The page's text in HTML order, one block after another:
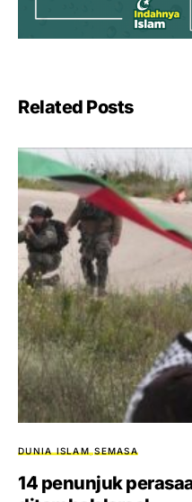
Related Posts
DUNIA ISLAM SEMASA
14 penunjuk